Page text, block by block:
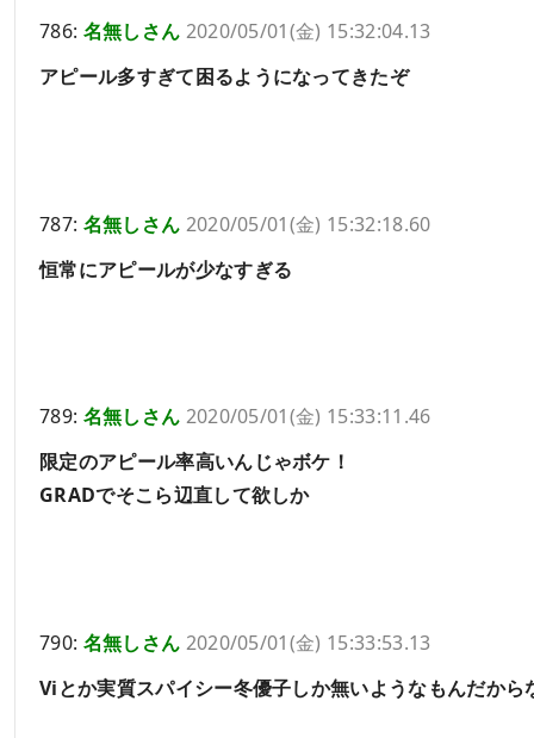
786: 名無しさん 2020/05/01(金) 15:32:04.13
アピール多すぎて困るようになってきたぞ
787: 名無しさん 2020/05/01(金) 15:32:18.60
恒常にアピールが少なすぎる
789: 名無しさん 2020/05/01(金) 15:33:11.46
限定のアピール率高いんじゃボケ！
GRADでそこら辺直して欲しか
790: 名無しさん 2020/05/01(金) 15:33:53.13
Viとか実質スパイシー冬優子しか無いようなもんだから